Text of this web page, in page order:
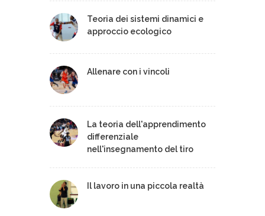
Teoria dei sistemi dinamici e
approccio ecologico
Allenare con i vincoli
La teoria dell'apprendimento
differenziale
nell'insegnamento del tiro
Il lavoro in una piccola realtà